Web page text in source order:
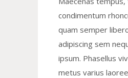
condimentum
quam semper
adipiscing sem
ipsum. Phasellus
metus varius